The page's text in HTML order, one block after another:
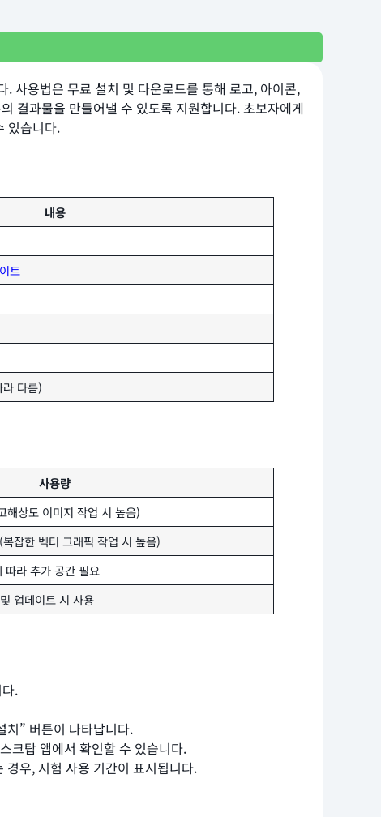
사용법은 무료 설치 및 다운로드를 통해 로고, 아이콘,
결과물을 만들어낼 수 있도록 지원합니다. 초보자에게
있습니다.
내용
트
다름)
사용량
상도 이미지 작업 시 높음)
잡한 벡터 그래픽 작업 시 높음)
따라 추가 공간 필요
업데이트 시 사용
.
” 버튼이 나타납니다.
크탑 앱에서 확인할 수 있습니다.
우, 시험 사용 기간이 표시됩니다.